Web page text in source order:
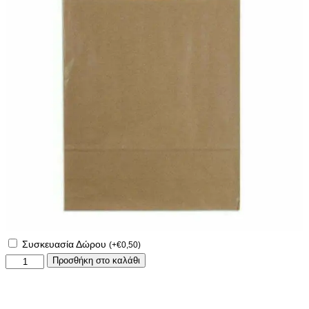
Συσκευασία Δώρου (+€0,50)
Προσθήκη στο καλάθι